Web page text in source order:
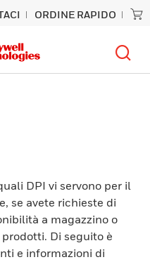
ORDINE RAPIDO
DPI vi servono per il
se avete richieste di
a magazzino o
Di seguito è
e informazioni di